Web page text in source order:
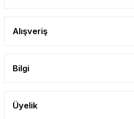
Alışveriş
Bilgi
Üyelik